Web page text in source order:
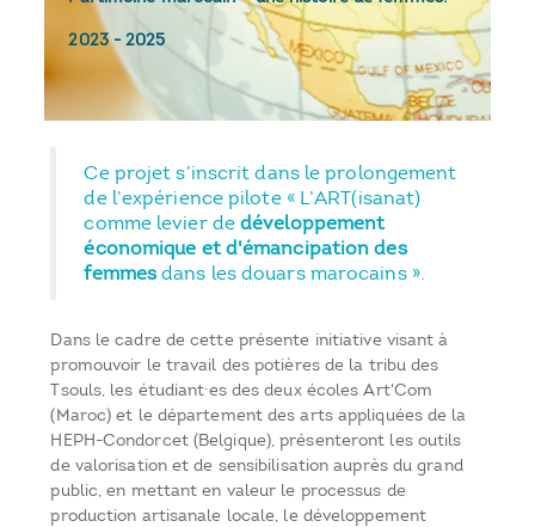
2023-2025
Ce projet s’inscrit dans le prolongement
de l’expérience pilote « L’ART(isanat)
comme levier dedéveloppement
économique et d'émancipation des
femmes dans les douars marocains ».
Dans le cadre de cette présente initiative visant à
promouvoir le travail des potières de la tribu des
Tsouls, les étudiant·es des deux écoles Art'Com
(Maroc) et le département des arts appliquées de la
HEPH-Condorcet (Belgique), présenteront les outils
de valorisation et de sensibilisation auprès du grand
public, en mettant en valeur le processus de
production artisanale locale, le développement